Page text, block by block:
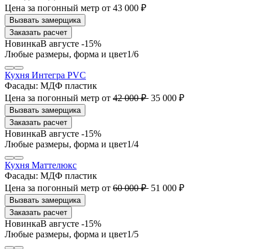
Цена за погонный метр от 43 000 ₽
Заказать расчет
В августе -15%
1/6
Кухня Интегра PVC
Фасады: МДФ пластик
Цена за погонный метр от 42 000 ₽ 35 000 ₽
Заказать расчет
В августе -15%
1/4
Кухня Маттелюкс
Фасады: МДФ пластик
Цена за погонный метр от 60 000 ₽ 51 000 ₽
Заказать расчет
В августе -15%
1/5